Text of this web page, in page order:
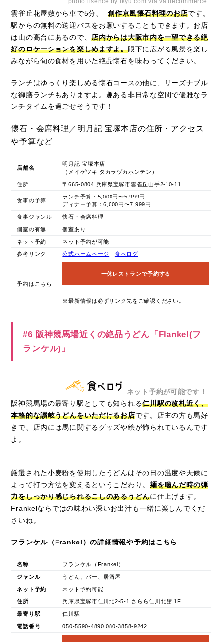
photo lisence by ikyu.com via valuecommerce
雲雀丘花屋敷から車で5分、創作京風懐石料理のお店です。
駅からの無料の送迎バスをお願いすることもできます。お店
は山の高台にあるので、店内からは大阪市内を一望できる絶
好のロケーションを楽しめますよ。眼下に広がる風景を楽し
みながら旬の食材を用いた絶品懐石を味わってください。
ランチはゆっくり楽しめる懐石コースの他に、リーズナブル
な御膳ランチもありますよ。趣ある非日常な空間で優雅なラ
ンチタイムを過ごせそうです！
懐石・会席料理／明月記 宝塚本店の住所・アクセス
や予算など
店舗名
明月記 宝塚本店
（メイゲツキ タカラヅカホンテン）
住所 〒665-0804 兵庫県宝塚市雲雀丘山手2-10-11
食事の予算
ランチ予算：5,000円〜5,999円
ディナー予算：6,000円〜7,999円
食事ジャンル 懐石・会席料理
個室の有無 個室あり
ネット予約 ネット予約が可能
参考リンク 公式ホームページ 食べログ
予約はこちら
一休レストランで予約する
※最新情報は必ずリンク先をご確認ください。
#6 阪神競馬場近くの絶品うどん「Flankel(フ
ランケル)」
ネット予約が可能です！
阪神競馬場の最寄り駅としても知られる仁川駅の改札近く、
本格的な讃岐うどんをいただけるお店です。店主の方も馬好
きで、店内には馬に関するグッズや絵が飾られているんです
よ。
厳選された小麦粉を使用した うどんはその日の温度や天候に
よって打つ方法を変えるというこだわり。麺を噛んだ時の弾
力をしっかり感じられるこしのあるうどんに仕上げます。
Frankelならではの味わい深いお出汁も一緒に楽しんでくだ
さいね。
フランケル（Frankel）の詳細情報や予約はこちら
名称 フランケル（Frankel）
ジャンル うどん、バー、居酒屋
ネット予約 ネット予約可能
住所 兵庫県宝塚市仁川北2-5-1 さらら仁川北館 1F
最寄り駅 仁川駅
電話番号 050-5590-4890 080-3858-9242